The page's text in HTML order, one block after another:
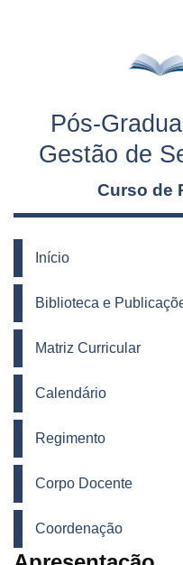
Pós-
Gestão de
Curso de
Início
Biblioteca e
Matriz Curricular
Calendário
Regimento
Corpo Docente
Coordenação